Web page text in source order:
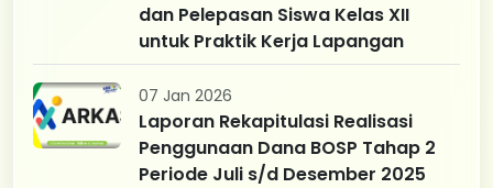
dan Pelepasan Siswa Kelas XII
untuk Praktik Kerja Lapangan
07 Jan 2026
Laporan Rekapitulasi Realisasi
Penggunaan Dana BOSP Tahap 2
Periode Juli s/d Desember 2025